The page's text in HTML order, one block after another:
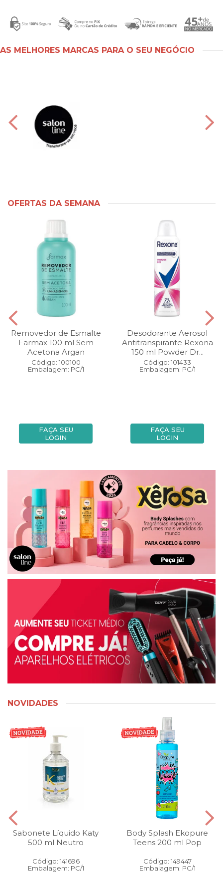
AS MELHORES MARCAS PARA O SEU NEGÓCIO
OFERTAS DA SEMANA
Removedor de Esmalte
Farmax 100 ml Sem
Acetona Argan
Código: 100100
Embalagem: PC/1
FAÇA SEU
LOGIN
Desodorante Aerosol
Antitranspirante Rexona
150 ml Powder Dr...
Código: 101433
Embalagem: PC/1
FAÇA SEU
LOGIN
NOVIDADES
Sabonete Líquido Katy
500 ml Neutro
Código: 141696
Embalagem: PC/1
Body Splash Ekopure
Teens 200 ml Pop
Código: 149447
Embalagem: PC/1